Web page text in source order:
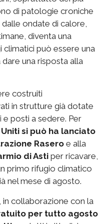
di patologie croniche
ondate di calore,
diventa una
climatici può essere una
una risposta alla
costruiti
in strutture già dotate
e posti a sedere. Per
Uniti si può ha lanciato
Rasero e alla
di Asti per ricavare,
primo rifugio climatico
nel mese di agosto.
in collaborazione con la
per tutto agosto